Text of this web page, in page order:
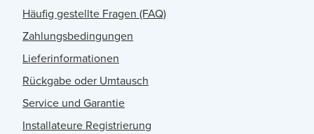
Häufig gestellte Fragen (FAQ)
Zahlungsbedingungen
Lieferinformationen
Rückgabe oder Umtausch
Service und Garantie
Installateure Registrierung